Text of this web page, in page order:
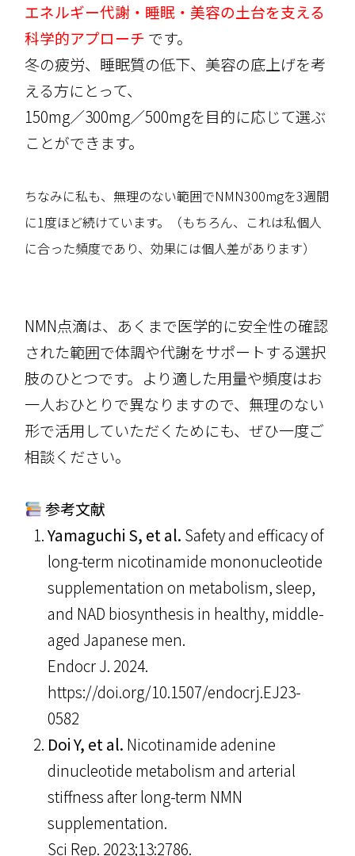
エネルギー代謝・睡眠・美容の土台を支える
科学的アプローチ です。
冬の疲労、睡眠質の低下、美容の底上げを考
える方にとって、
150mg／300mg／500mgを目的に応じて選ぶ
ことができます。
ちなみに私も、無理のない範囲でNMN300mgを3週間
に1度ほど続けています。（もちろん、これは私個人
に合った頻度であり、効果には個人差があります）
NMN点滴は、あくまで医学的に安全性の確認
された範囲で体調や代謝をサポートする選択
肢のひとつです。より適した用量や頻度はお
一人おひとりで異なりますので、無理のない
形で活用していただくためにも、ぜひ一度ご
相談ください。
参考文献
Yamaguchi S, et al. Safety and efficacy of
long-term nicotinamide mononucleotide
supplementation on metabolism, sleep,
and NAD biosynthesis in healthy, middle-
aged Japanese men.
Endocr J. 2024.
https://doi.org/10.1507/endocrj.EJ23-
0582
Doi Y, et al. Nicotinamide adenine
dinucleotide metabolism and arterial
stiffness after long-term NMN
supplementation.
Sci Rep. 2023;13:2786.